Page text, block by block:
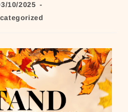
10/2025